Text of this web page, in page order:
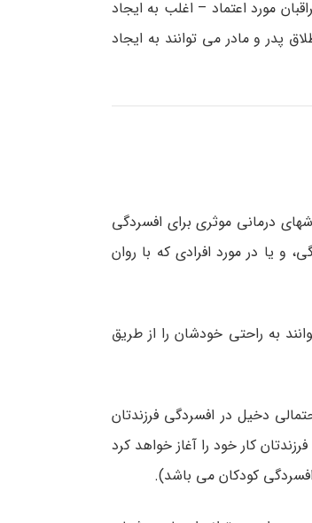
مورد اعتماد – اغلب به ایجاد
پدر و مادر می توانند به ایجاد
درمانی موثری برای افسردگی
و یا در مورد افرادی که با روان
به راحتی خودشان را از طریق
دخیل در افسردگی فرزندتان
کار خود را آغاز خواهد کرد
کودکان می ­باشد).